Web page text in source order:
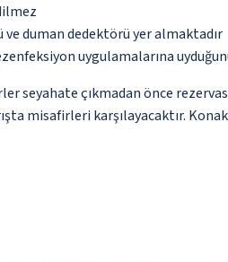
duman dedektörü yer almaktadır
uygulamalarına
seyahate çıkmadan önce
misafirleri karşılayacaktır.